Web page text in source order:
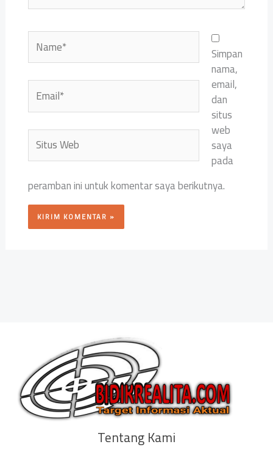
Name*
Email*
Situs
Web
Simpan
nama,
email,
dan
situs
web
saya
pada
peramban ini untuk komentar saya berikutnya.
Tentang Kami